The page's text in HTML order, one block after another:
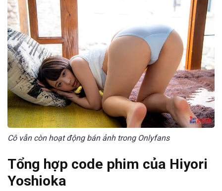
Cô vẫn còn hoạt động bán ảnh trong Onlyfans
Tổng hợp code phim của Hiyori
Yoshioka